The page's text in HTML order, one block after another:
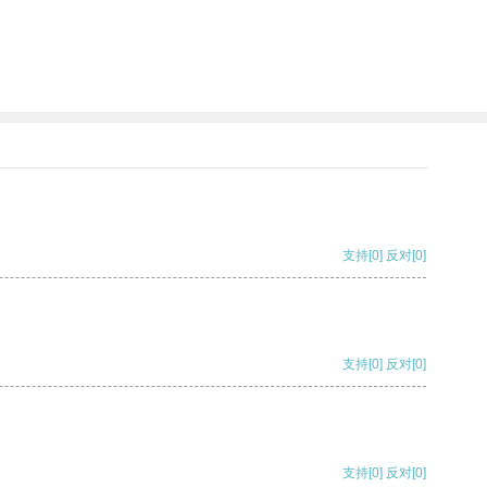
支持[0] 反对[0]
支持[0] 反对[0]
支持[0] 反对[0]